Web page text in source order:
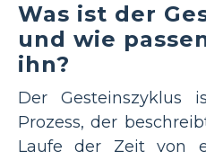
Was ist der
und wie
ihn?
Der Gesteinszyklus
Prozess, der
Laufe der Zeit von